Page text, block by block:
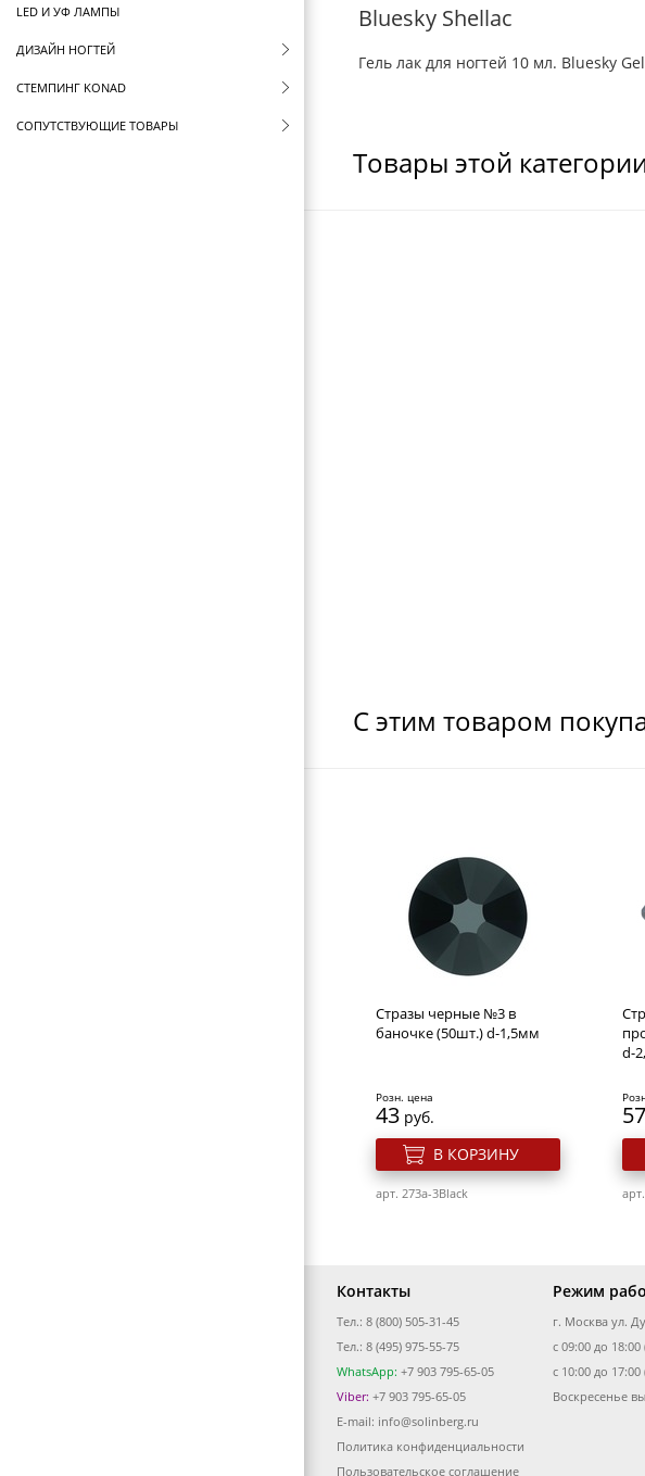
LED И УФ ЛАМПЫ
ДИЗАЙН НОГТЕЙ
СТЕМПИНГ KONAD
СОПУТСТВУЮЩИЕ ТОВАРЫ
Bluesky Shellac
Гель лак для ногтей 10 мл. Bluesky
Товары этой
С этим товаром
Стразы черные №3 в
баночке (50шт.) d-1,5мм
Розн. цена
43 руб.
В КОРЗИНУ
арт. 273a-3Black
d-
Стразы крупные "Бантик"
для дизайна ногтей в
Контакты
Тел.: 8 (800) 505-31-45
Тел.: 8 (495) 975-55-75
WhatsApp: +7 903 795-65-05
Viber: +7 903 795-65-05
E-mail: info@solinberg.ru
Политика конфиденциальности
Пользовательское соглашение
Режим
г. Москва ул.
с 09:00 до 18:00
с 10:00 до 17:00
Воскресенье